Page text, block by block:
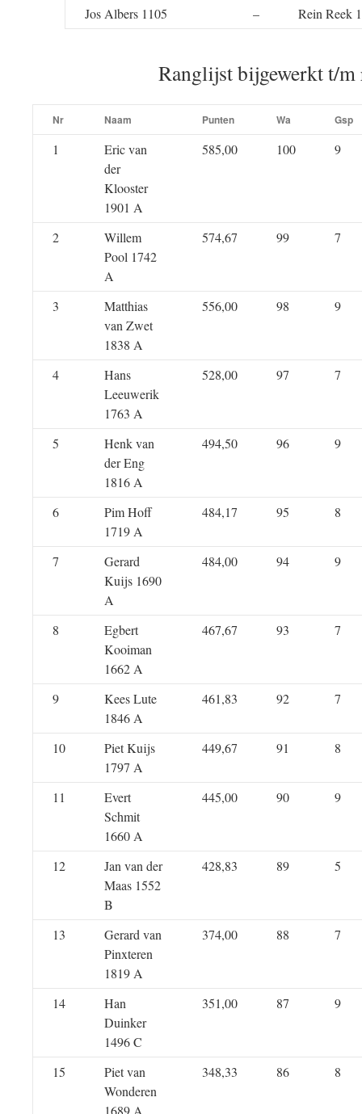
Jos Albers 1105
– Rein Reek
Ranglijst bijgewerkt t/m
Nr Naam Punten Wa Gsp
1
Eric van
der
Klooster
1901 A
585,00 100 9
2
Willem
Pool 1742
A
574,67 99 7
3
Matthias
van Zwet
1838 A
556,00 98 9
4
Hans
Leeuwerik
1763 A
528,00 97 7
5
Henk van
der Eng
1816 A
494,50 96 9
6
Pim Hoff
1719 A
484,17 95 8
7
Gerard
Kuijs 1690
A
484,00 94 9
8
Egbert
Kooiman
1662 A
467,67 93 7
9
Kees Lute
1846 A
461,83 92 7
10
Piet Kuijs
1797 A
449,67 91 8
11
Evert
Schmit
1660 A
445,00 90 9
12
Jan van der
Maas 1552
B
428,83 89 5
13
Gerard van
Pinxteren
1819 A
374,00 88 7
14
Han
Duinker
1496 C
351,00 87 9
15
Piet van
Wonderen
1689 A
348,33 86 8